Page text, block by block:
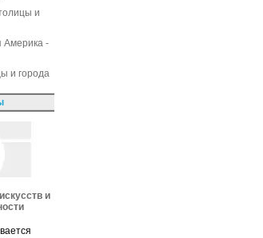
и
Америка -
и города
и